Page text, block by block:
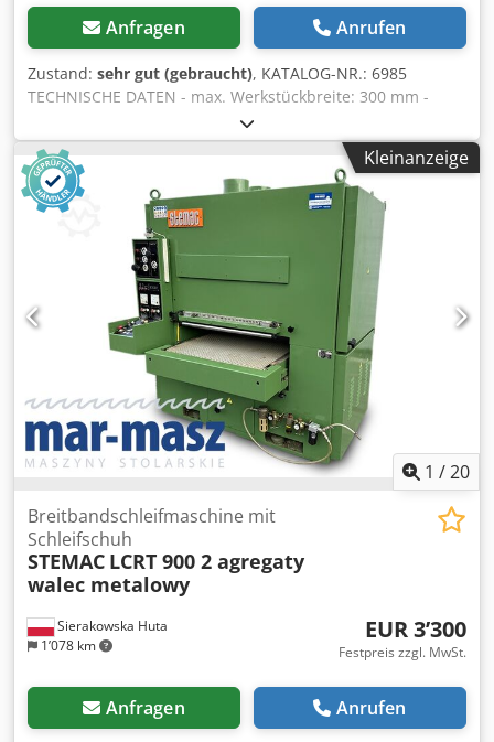
Anfragen Anrufen
Zustand: sehr gut (gebraucht), KATALOG-NR.: 6985
TECHNISCHE DATEN - max. Werkstückbreite: 300 mm -
Werkstückhöhe: 200 mm - Aggregat: gerillte Gummiwalze +
Schuh + Metallwalze - Arbeitstisch: 1230x440 mm - Band:
300x1900 mm von oben: Codozh H I Iepfx Afpsha -
gummierte Vorschubrolle, gleitend - Aggregat ca. 7,5 kW -
Vorschubrolle, gummiert, gleitend von unten: - Zugband -
pneumatische Oszillation - 2 Vorschubgeschwindigkeiten -
Vorschubmotor 0,85 kW - Absaugstutzendurchmesser: 110
mm - Abmessungen L/B/H: 1250/1000/1950 mm - Gewicht:
530 kg – nicht lackiert – gebrauchte Schleifmaschine – sehr
guter Zustand Nettopreis: 13.900 PLN Nettopreis: 3.300
EUR Nettopreis berechnet zum Kurs 4,2 PLN/EUR (bei
größeren Kursabweichungen kann sich der Preis ändern)
Kleinanzeige
1 /20
Sierakowska Huta
1’078 km
Breitbandschleifmaschine mit
Schleifschuh
STEMAC LCRT 900 2 agregaty
walec metalowy
EUR 3’300
Festpreis zzgl. MwSt.
Anfragen Anrufen